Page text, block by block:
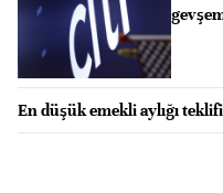
En düşük emekli aylığı